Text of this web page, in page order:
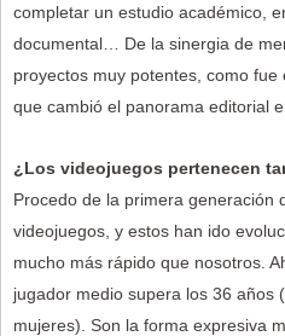
completar un estudio académico,
documental… De la sinergia de
proyectos muy potentes, como fue
que cambió el panorama editorial
¿Los videojuegos pertenecen
Procedo de la primera generación
videojuegos, y estos han ido
mucho más rápido que nosotros.
jugador medio supera los 36 años
mujeres). Son la forma expresiva